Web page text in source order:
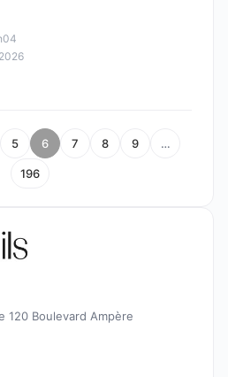
5 6 7 8 9 …
196
120 Boulevard Ampère